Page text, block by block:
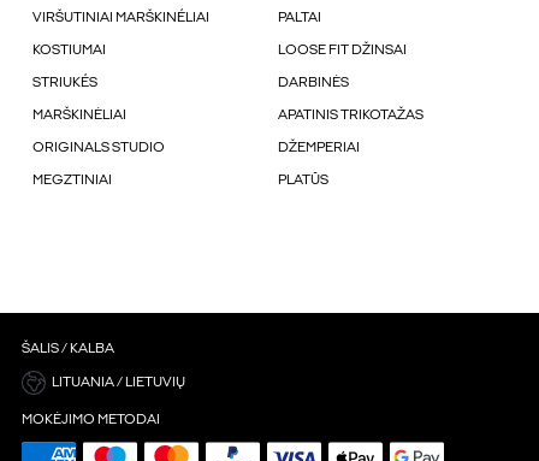
VIRŠUTINIAI MARŠKINÉLIAI PALTAI
KOSTIUMAI LOOSE FIT DŽINSAI
STRIUKÉS DARBINĖS
MARŠKINĖLIAI APATINIS TRIKOTAŽAS
ORIGINALS STUDIO DŽEMPERIAI
MEGZTINIAI PLATŪS
ŠALIS / KALBA
LITUANIA / LIETUVIŲ
MOKĖJIMO METODAI